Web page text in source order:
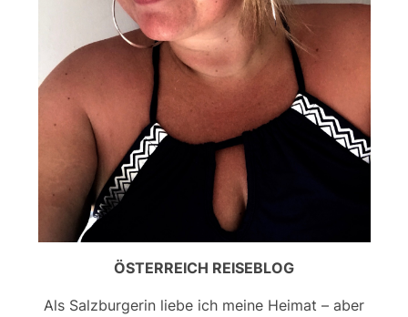
ÖSTERREICH REISEBLOG
Als Salzburgerin liebe ich meine Heimat – aber